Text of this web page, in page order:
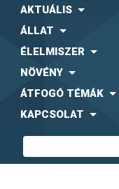
AKTUÁLIS
ÁLLAT
ÉLELMISZER
NÖVÉNY
ÁTFOGÓ TÉMÁK
KAPCSOLAT